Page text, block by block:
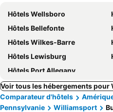
Hôtels Wellsboro
Hôtels Bellefonte
Hôtels Wilkes-Barre
Hôtels Lewisburg
Hôtels Port Allegany
Voir tous les hébergements
Comparateur d'hôtels
Pennsylvanie
Williamsport